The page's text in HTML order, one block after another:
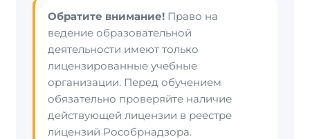
Обратите внимание! Право на
ведение образовательной
деятельности имеют только
лицензированные учебные
организации. Перед обучением
обязательно проверяйте наличие
действующей лицензии в реестре
лицензий Рособрнадзора.